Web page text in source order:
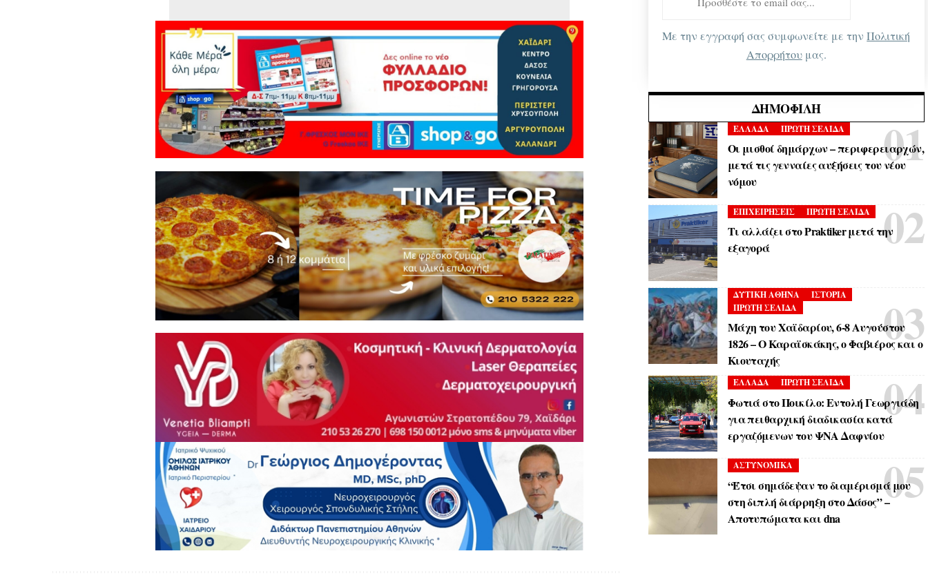
Με την εγγραφή σας συμφωνείτε με τηνΠολιτική
Απορρήτουμας.
ΔΗΜΟΦΙΛΉ
ΕΛΛΑΔΑ ΠΡΩΤΗ ΣΕΛΙΔΑ
Οι μισθοί δημάρχων – περιφερειαρχών,
μετά τις γενναίες αυξήσεις του νέου
νόμου
ΕΠΙΧΕΙΡΗΣΕΙΣ ΠΡΩΤΗ ΣΕΛΙΔΑ
Τι αλλάζει στο Praktiker μετά την
εξαγορά
ΔΥΤΙΚΗ ΑΘΗΝΑ
ΙΣΤΟΡΙΑ
ΠΡΩΤΗ ΣΕΛΙΔΑ
Μάχη του Χαϊδαρίου, 6-8 Αυγούστου
1826 – Ο Καραϊσκάκης, ο Φαβιέρος και ο
Κιουταχής
ΕΛΛΑΔΑ ΠΡΩΤΗ ΣΕΛΙΔΑ
Φωτιά στο Ποικίλο: Εντολή Γεωργιάδη
για πειθαρχική διαδικασία κατά
εργαζόμενων του ΨΝΑ Δαφνίου
ΑΣΤΥΝΟΜΙΚΑ
“Έτσι σημάδεψαν το διαμέρισμά μου
στη διπλή διάρρηξη στο Δάσος” –
Αποτυπώματα και dna